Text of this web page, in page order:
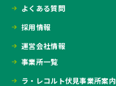
よくある質問
採用情報
運営会社情報
事業所一覧
ラ・レコルト伏見事業所案内